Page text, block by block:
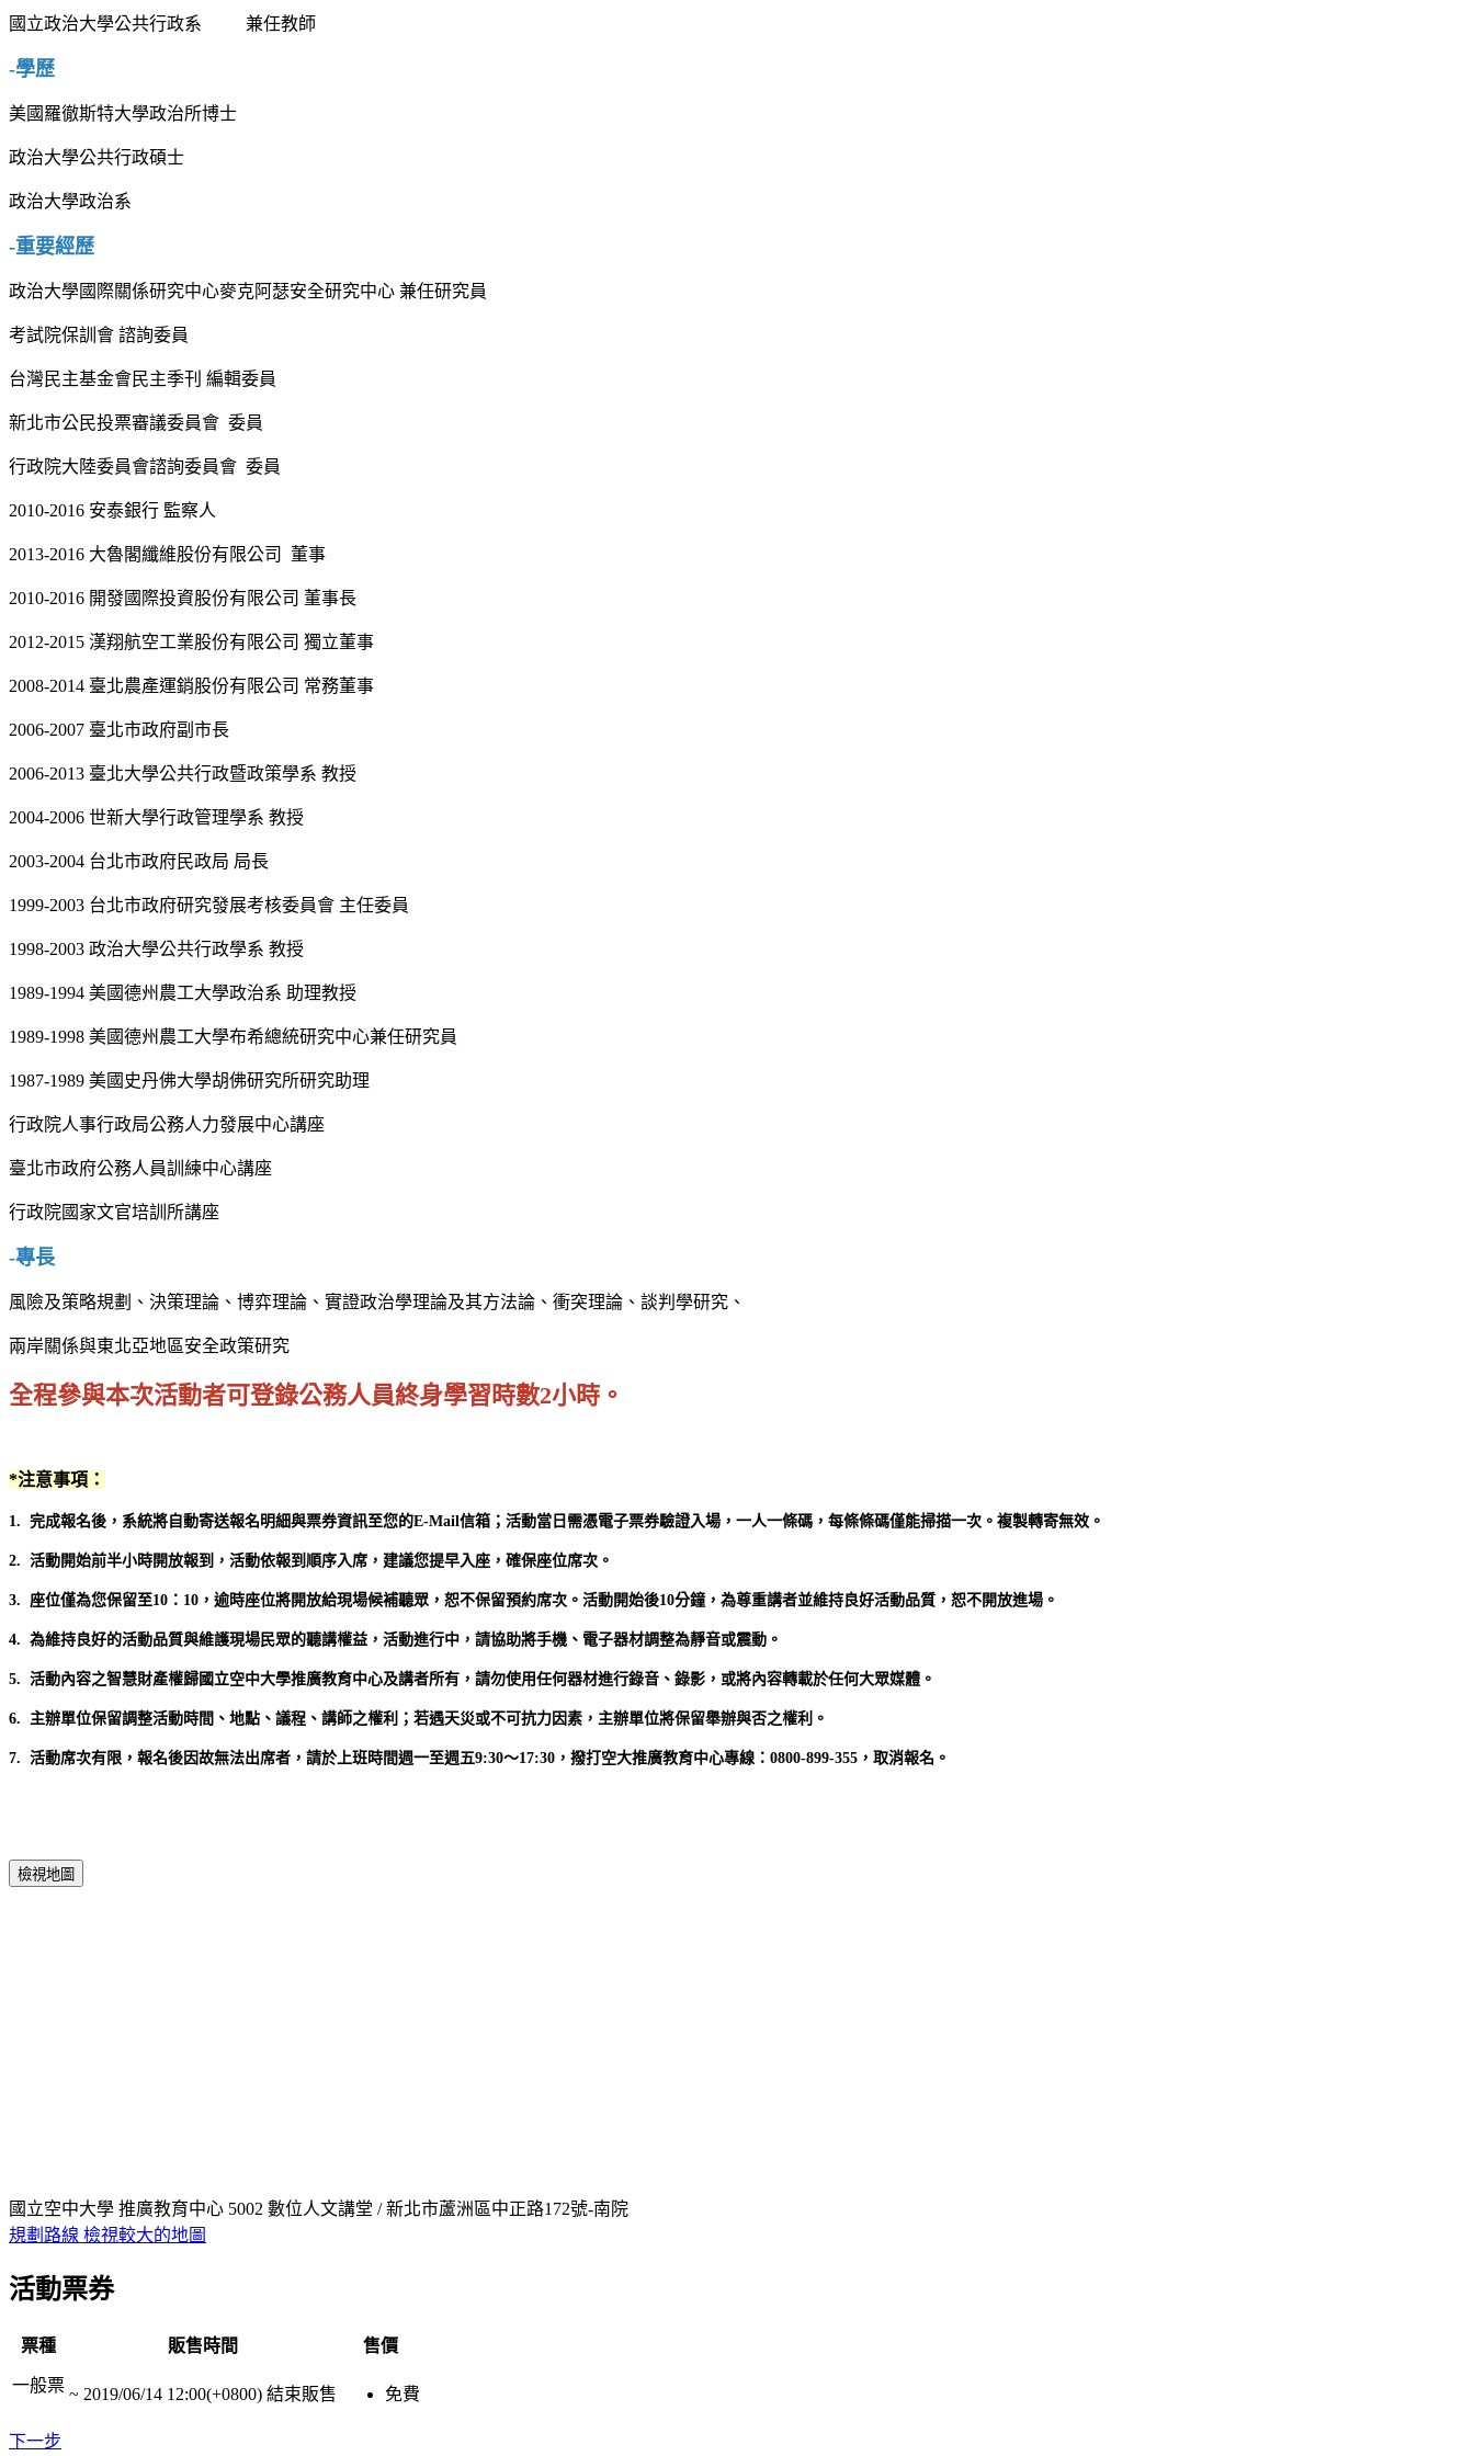
國立政治大學公共行政系 兼任教師
-學歷
美國羅徹斯特大學政治所博士
政治大學公共行政碩士
政治大學政治系
-重要經歷
政治大學國際關係研究中心麥克阿瑟安全研究中心 兼任研究員
考試院保訓會 諮詢委員
台灣民主基金會民主季刊 編輯委員
新北市公民投票審議委員會 委員
行政院大陸委員會諮詢委員會 委員
2010-2016 安泰銀行 監察人
2013-2016 大魯閣纖維股份有限公司 董事
2010-2016 開發國際投資股份有限公司 董事長
2012-2015 漢翔航空工業股份有限公司 獨立董事
2008-2014 臺北農產運銷股份有限公司 常務董事
2006-2007 臺北市政府副市長
2006-2013 臺北大學公共行政暨政策學系 教授
2004-2006 世新大學行政管理學系 教授
2003-2004 台北市政府民政局 局長
1999-2003 台北市政府研究發展考核委員會 主任委員
1998-2003 政治大學公共行政學系 教授
1989-1994 美國德州農工大學政治系 助理教授
1989-1998 美國德州農工大學布希總統研究中心兼任研究員
1987-1989 美國史丹佛大學胡佛研究所研究助理
行政院人事行政局公務人力發展中心講座
臺北市政府公務人員訓練中心講座
行政院國家文官培訓所講座
-專長
風險及策略規劃、決策理論、博弈理論、實證政治學理論及其方法論、衝突理論、談判學研究、
兩岸關係與東北亞地區安全政策研究
全程參與本次活動者可登錄公務人員終身學習時數2小時。
*注意事項：
1. 完成報名後，系統將自動寄送報名明細與票券資訊至您的E-Mail信箱；活動當日需憑電子票券驗證入場，一人一條碼，每條條碼僅能掃描一次。複製轉寄無效。
2. 活動開始前半小時開放報到，活動依報到順序入席，建議您提早入座，確保座位席次。
3. 座位僅為您保留至10：10，逾時座位將開放給現場候補聽眾，恕不保留預約席次。活動開始後10分鐘，為尊重講者並維持良好活動品質，恕不開放進場。
4. 為維持良好的活動品質與維護現場民眾的聽講權益，活動進行中，請協助將手機、電子器材調整為靜音或震動。
5. 活動內容之智慧財產權歸國立空中大學推廣教育中心及講者所有，請勿使用任何器材進行錄音、錄影，或將內容轉載於任何大眾媒體。
6. 主辦單位保留調整活動時間、地點、議程、講師之權利；若遇天災或不可抗力因素，主辦單位將保留舉辦與否之權利。
7. 活動席次有限，報名後因故無法出席者，請於上班時間週一至週五9:30～17:30，撥打空大推廣教育中心專線：0800-899-355，取消報名。
檢視地圖
國立空中大學 推廣教育中心 5002 數位人文講堂 / 新北市蘆洲區中正路172號-南院
規劃路線 檢視較大的地圖
活動票券
票種 販售時間 售價
一般票 ~ 2019/06/14 12:00(+0800) 結束販售 免費
下一步